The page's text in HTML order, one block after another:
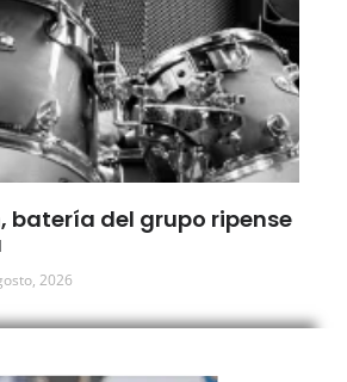
batería del grupo ripense
2026